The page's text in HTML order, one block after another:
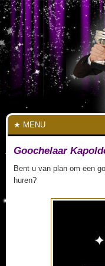
MENU
Goochelaar
Bent u van plan om een
huren?